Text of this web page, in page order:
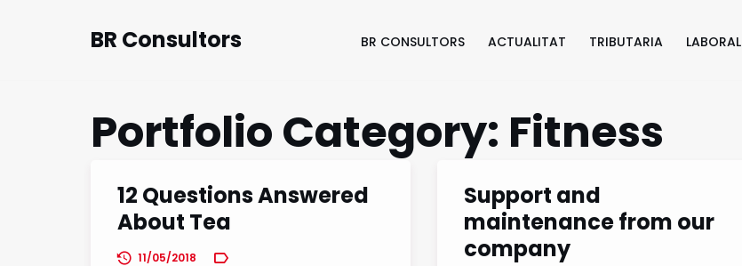
BR Consultors BR CONSULTORS ACTUALITAT TRIBUTARIA LABORAL
Portfolio Category: Fitness
12 Questions Answered
About Tea
11/05/2018
Support and
maintenance from our
company